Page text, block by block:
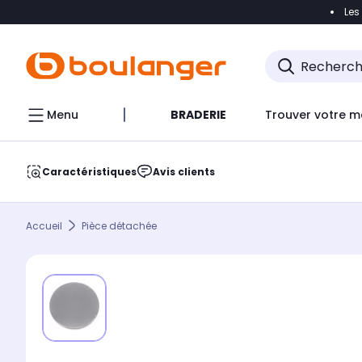
Accéder
Menu BRADERIE Trouver votre
Caractéristiques Avis clients
Accueil Pièce détachée